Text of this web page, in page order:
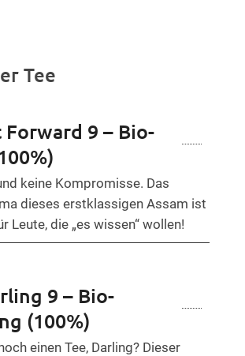
Tee
9 – Bio-
keine Kompromisse. Das
dieses erstklassigen Assam ist
Leute, die „es wissen“ wollen!
9 – Bio-
(100%)
einen Tee, Darling? Dieser